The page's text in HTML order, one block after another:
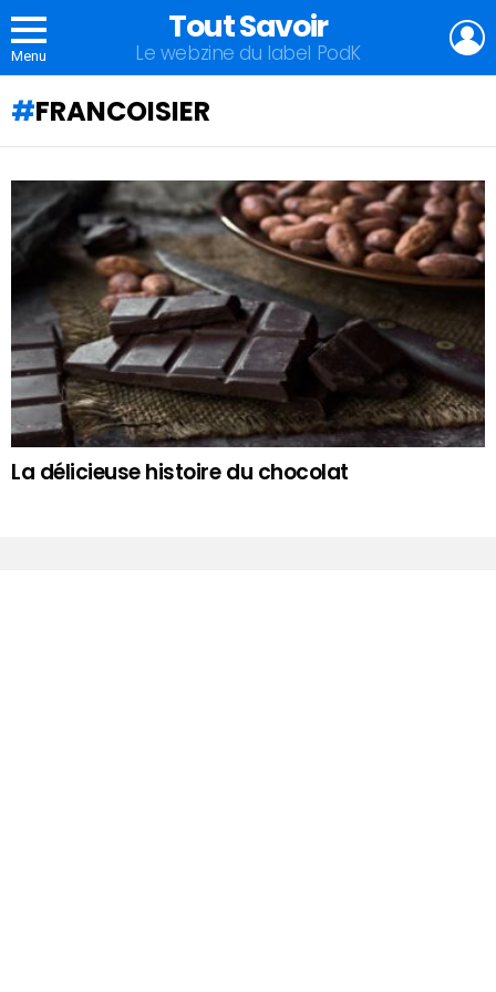
Menu
Tout Savoir
Le webzine du label PodK
FRANCOISIER
QU'ALLEZ-
VOUS
APPRENDRE
AUJOURD'HUI
La délicieuse histoire du chocolat